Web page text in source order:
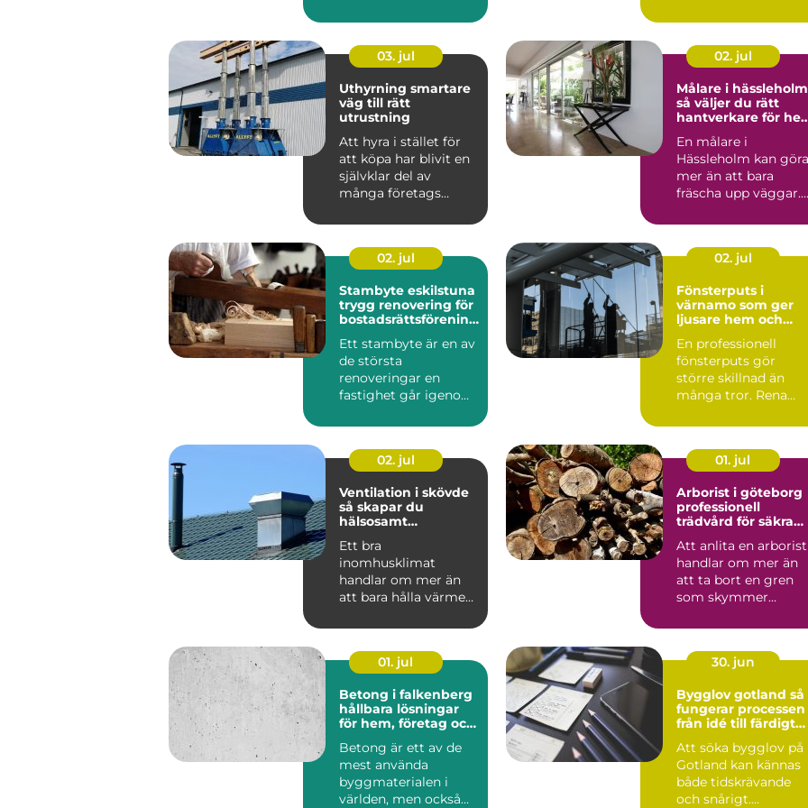
03. jul
Uthyrning smartare
väg till rätt
utrustning
Att hyra i stället för
att köpa har blivit en
självklar del av
många företags
...
02. jul
Målare i hässleholm
så väljer du rätt
hantverkare för
En målare i
Hässleholm kan göra
mer än att bara
fräscha upp väggar.
höja värdet...
02. jul
Stambyte eskilstuna
trygg renovering för
bostadsrättsförening
Ett stambyte är en av
de största
renoveringar en
fastighet går igenom.
Eskilstuna bygg...
02. jul
Fönsterputs i
värnamo som ger
ljusare hem och
En professionell
fönsterputs gör
större skillnad än
många tror. Rena
dagsljus, ...
02. jul
Ventilation i skövde
så skapar du
hälsosamt
runt
Ett bra
inomhusklimat
handlar om mer än
att bara hålla värmen.
hemma, på jobbet
elle...
01. jul
Arborist i göteborg
professionell
trädvård för säkra
Att anlita en arborist
handlar om mer än
att ta bort en gren
som skymmer
professionell ...
01. jul
Betong i falkenberg
hållbara lösningar
för hem, företag och
Betong är ett av de
mest använda
byggmaterialen i
världen, men också
30. jun
Bygglov gotland så
fungerar processen
från idé till färdigt
Att söka bygglov på
Gotland kan kännas
både tidskrävande
och snårigt.